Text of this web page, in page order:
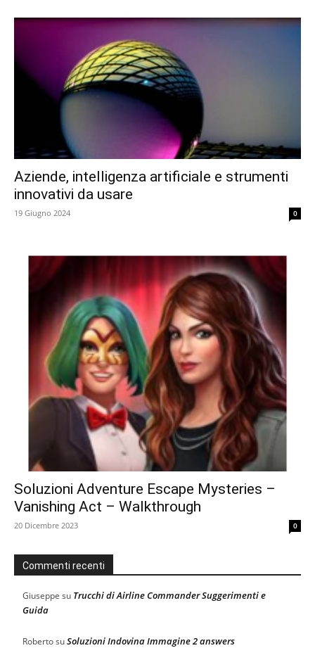
Aziende, intelligenza artificiale e strumenti
innovativi da usare
19 Giugno 2024 0
Soluzioni Adventure Escape Mysteries –
Vanishing Act – Walkthrough
20 Dicembre 2023 0
Commenti recenti
Giuseppe su Trucchi di Airline Commander Suggerimenti e
Guida
RobertosuSoluzioni Indovina Immagine 2 answers